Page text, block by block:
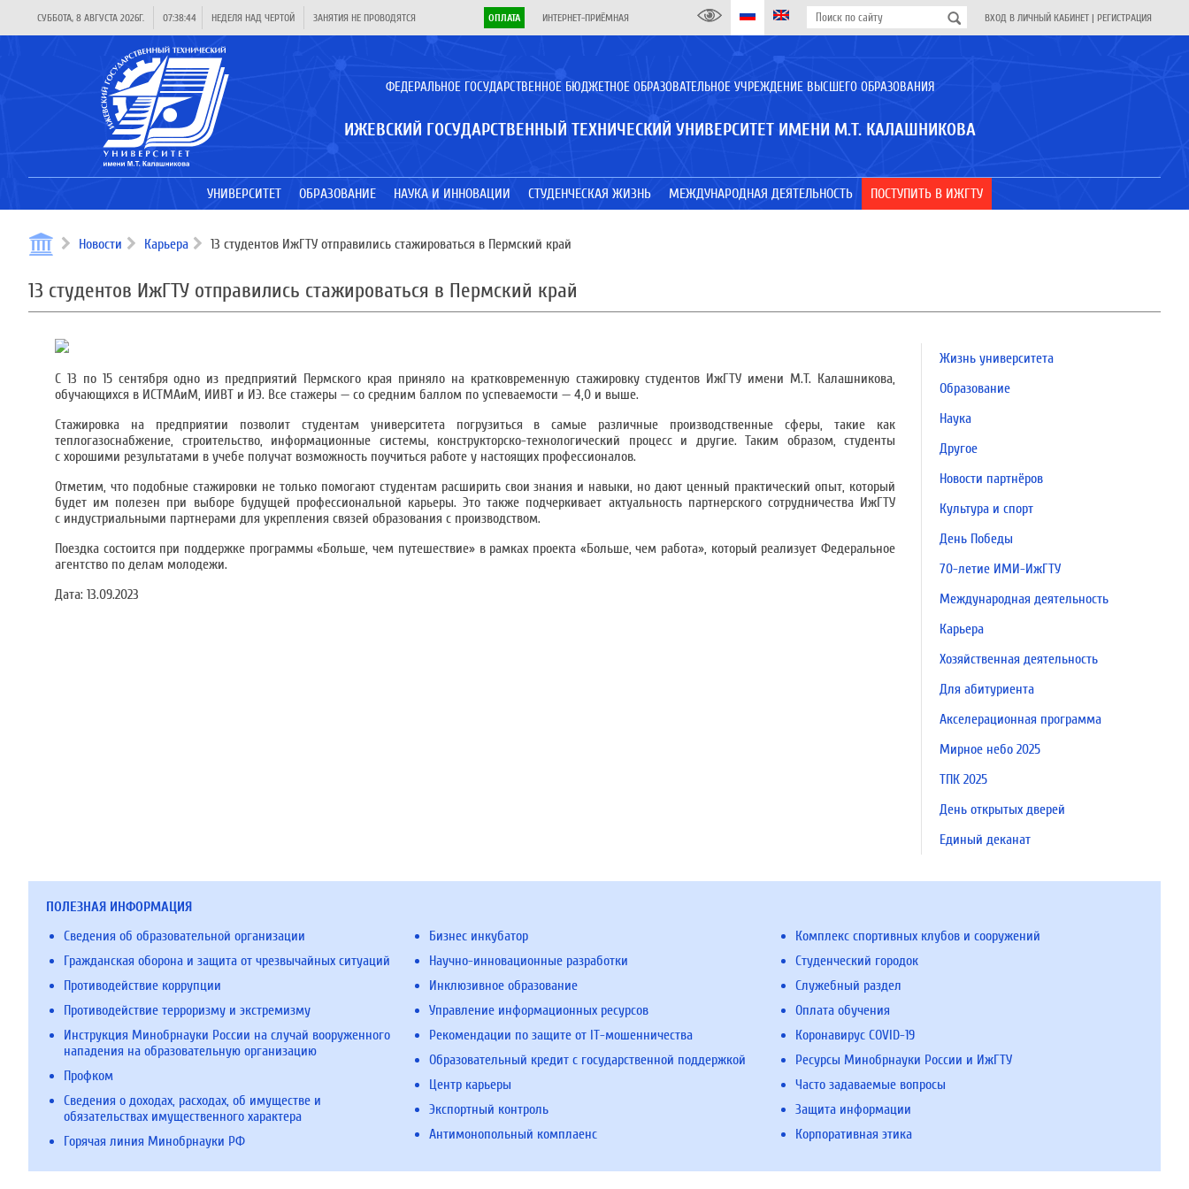
СУББОТА, 8 АВГУСТА 2026Г. 07:38:44 НЕДЕЛЯ НАД ЧЕРТОЙ ЗАНЯТИЯ НЕ ПРОВОДЯТСЯ ОПЛАТА ИНТЕРНЕТ-ПРИЁМНАЯ ВХОД В ЛИЧНЫЙ КАБИНЕТ | РЕГИСТРАЦИЯ
ФЕДЕРАЛЬНОЕ ГОСУДАРСТВЕННОЕ БЮДЖЕТНОЕ ОБРАЗОВАТЕЛЬНОЕ УЧРЕЖДЕНИЕ ВЫСШЕГО ОБРАЗОВАНИЯ
ИЖЕВСКИЙ ГОСУДАРСТВЕННЫЙ ТЕХНИЧЕСКИЙ УНИВЕРСИТЕТ ИМЕНИ М.Т. КАЛАШНИКОВА
УНИВЕРСИТЕТ ОБРАЗОВАНИЕ НАУКА И ИННОВАЦИИ СТУДЕНЧЕСКАЯ ЖИЗНЬ МЕЖДУНАРОДНАЯ ДЕЯТЕЛЬНОСТЬ ПОСТУПИТЬ В ИЖГТУ
Новости Карьера 13 студентов ИжГТУ отправились стажироваться в Пермский край
13 студентов ИжГТУ отправились стажироваться в Пермский край
С 13 по 15 сентября одно из предприятий Пермского края приняло на кратковременную стажировку студентов ИжГТУ имени М.Т. Калашникова,
обучающихся в ИСТМАиМ, ИИВТ и ИЭ. Все стажеры — со средним баллом по успеваемости — 4,0 и выше.
Стажировка на предприятии позволит студентам университета погрузиться в самые различные производственные сферы, такие как
теплогазоснабжение, строительство, информационные системы, конструкторско-технологический процесс и другие. Таким образом, студенты
с хорошими результатами в учебе получат возможность поучиться работе у настоящих профессионалов.
Отметим, что подобные стажировки не только помогают студентам расширить свои знания и навыки, но дают ценный практический опыт, который
будет им полезен при выборе будущей профессиональной карьеры. Это также подчеркивает актуальность партнерского сотрудничества ИжГТУ
с индустриальными партнерами для укрепления связей образования с производством.
Поездка состоится при поддержке программы «Больше, чем путешествие» в рамках проекта «Больше, чем работа», который реализует Федеральное
агентство по делам молодежи.
Дата: 13.09.2023
Жизнь университета
Образование
Наука
Другое
Новости партнёров
Культура и спорт
День Победы
70-летие ИМИ-ИжГТУ
Международная деятельность
Карьера
Хозяйственная деятельность
Для абитуриента
Акселерационная программа
Мирное небо 2025
ТПК 2025
День открытых дверей
Единый деканат
ПОЛЕЗНАЯ ИНФОРМАЦИЯ
Сведения об образовательной организации
Гражданская оборона и защита от чрезвычайных ситуаций
Противодействие коррупции
Противодействие терроризму и экстремизму
Инструкция Минобрнауки России на случай вооруженного
нападения на образовательную организацию
Профком
Сведения о доходах, расходах, об имуществе и
обязательствах имущественного характера
Горячая линия Минобрнауки РФ
Бизнес инкубатор
Научно-инновационные разработки
Инклюзивное образование
Управление информационных ресурсов
Рекомендации по защите от IT-мошенничества
Образовательный кредит с государственной поддержкой
Центр карьеры
Экспортный контроль
Антимонопольный комплаенс
Комплекс спортивных клубов и сооружений
Студенческий городок
Служебный раздел
Оплата обучения
Коронавирус COVID-19
Ресурсы Минобрнауки России и ИжГТУ
Часто задаваемые вопросы
Защита информации
Корпоративная этика